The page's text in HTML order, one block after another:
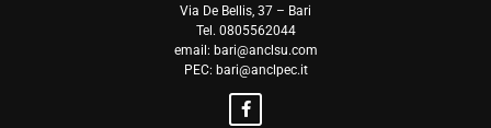
Via De Bellis, 37 – Bari
Tel. 0805562044
email: bari@anclsu.com
PEC: bari@anclpec.it